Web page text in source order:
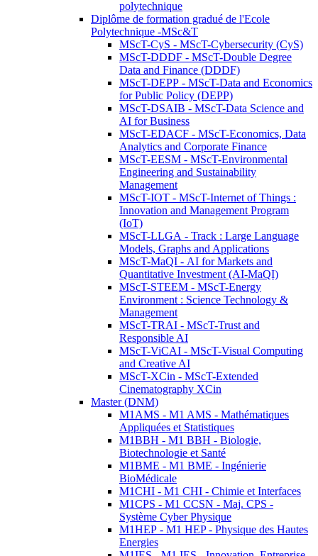
polytechnique
Diplôme de formation gradué de l'Ecole
Polytechnique -MSc&T
MScT-CyS - MScT-Cybersecurity (CyS)
MScT-DDDF - MScT-Double Degree
Data and Finance (DDDF)
MScT-DEPP - MScT-Data and Economics
for Public Policy (DEPP)
MScT-DSAIB - MScT-Data Science and
AI for Business
MScT-EDACF - MScT-Economics, Data
Analytics and Corporate Finance
MScT-EESM - MScT-Environmental
Engineering and Sustainability
Management
MScT-IOT - MScT-Internet of Things :
Innovation and Management Program
(IoT)
MScT-LLGA - Track : Large Language
Models, Graphs and Applications
MScT-MaQI - AI for Markets and
Quantitative Investment (AI-MaQI)
MScT-STEEM - MScT-Energy
Environment : Science Technology &
Management
MScT-TRAI - MScT-Trust and
Responsible AI
MScT-ViCAI - MScT-Visual Computing
and Creative AI
MScT-XCin - MScT-Extended
Cinematography XCin
Master (DNM)
M1AMS - M1 AMS - Mathématiques
Appliquées et Statistiques
M1BBH - M1 BBH - Biologie,
Biotechnologie et Santé
M1BME - M1 BME - Ingénierie
BioMédicale
M1CHI - M1 CHI - Chimie et Interfaces
M1CPS - M1 CCSN - Maj. CPS -
Système Cyber Physique
M1HEP - M1 HEP - Physique des Hautes
Energies